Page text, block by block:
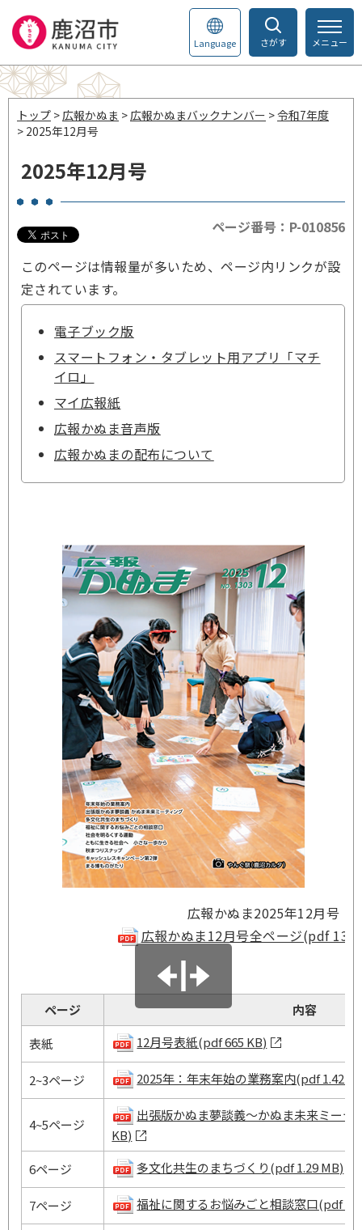
さがす
Language メニュー
トップ >広報かぬま >広報かぬまバックナンバー >令和7年度
> 2025年12月号
2025年12月号
ページ番号：P-010856
このページは情報量が多いため、ページ内リンクが設
定されています。
電子ブック版
スマートフォン・タブレット用アプリ「マチ
イロ」
マイ広報紙
広報かぬま音声版
広報かぬまの配布について
広報かぬま2025年12月号
広報かぬま12月号全ページ(pdf
ページ
内容
表紙
12月号表紙(pdf 665 KB)
2~3ページ 2025年：年末年始の業務案内(pdf 1.42
4~5ページ
出張版かぬま夢談義～かぬま未来ミーテ
KB)
6ページ
多文化共生のまちづくり(pdf 1.29 MB)
7ページ 福祉に関するお悩みごと相談窓口(pdf